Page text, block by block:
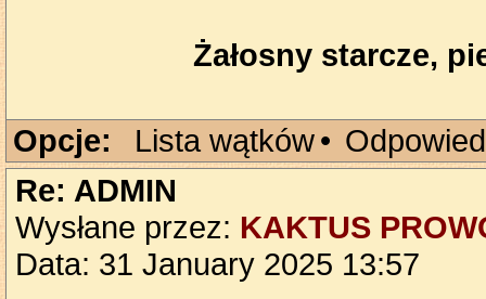
Żałosny starcze,
Opcje: Lista wątków•
Re: ADMIN
Wysłane przez: KAKTUS
Data: 31 January 2025 13:57